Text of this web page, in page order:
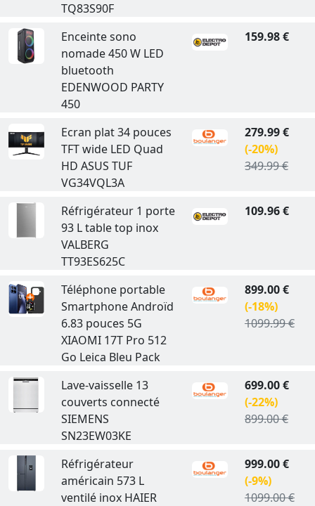
TQ83S90F
Enceinte sono
nomade 450 W LED
bluetooth
EDENWOOD PARTY
450
159.98 €
Ecran plat 34 pouces
TFT wide LED Quad
HD ASUS TUF
VG34VQL3A
279.99 €
(-20%)
349.99 €
Réfrigérateur 1 porte
93 L table top inox
VALBERG
TT93ES625C
109.96 €
Téléphone portable
Smartphone Androïd
6.83 pouces 5G
XIAOMI 17T Pro 512
Go Leica Bleu Pack
899.00 €
(-18%)
1099.99 €
Lave-vaisselle 13
couverts connecté
SIEMENS
SN23EW03KE
699.00 €
(-22%)
899.00 €
Réfrigérateur
américain 573 L
ventilé inox HAIER
999.00 €
(-9%)
1099.00 €